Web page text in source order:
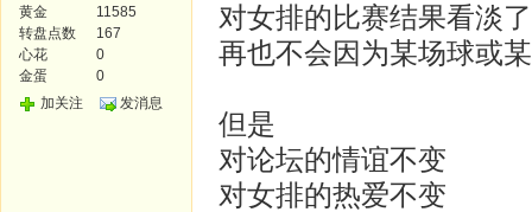
黄金
11585
转盘点数
167
心花
0
金蛋
0
加关注
发消息
对女排的比赛结果看淡
再也不会因为某场球或
但是
对论坛的情谊不变
对女排的热爱不变